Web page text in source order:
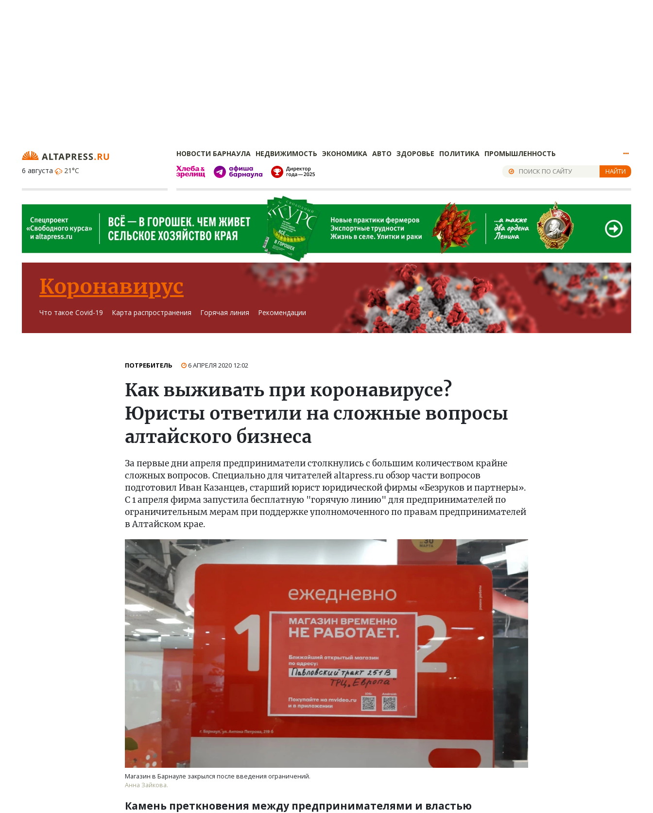
НОВОСТИ БАРНАУЛА НЕДВИЖИМОСТЬ ЭКОНОМИКА АВТО ЗДОРОВЬЕ ПОЛИТИКА ПРОМЫШЛЕННОСТЬ
6 августа
21°C НАЙТИ
Коронавирус
Что такое Covid-19 Карта распространения Горячая линия Рекомендации
ПОТРЕБИТЕЛЬ 6 АПРЕЛЯ 2020 12:02
Как выживать при коронавирусе?
Юристы ответили на сложные вопросы
алтайского бизнеса
За первые дни апреля предприниматели столкнулись с большим количеством крайне
сложных вопросов. Специально для читателей altapress.ru обзор части вопросов
подготовил Иван Казанцев, старший юрист юридической фирмы «Безруков и партнеры».
С 1 апреля фирма запустила бесплатную "горячую линию" для предпринимателей по
ограничительным мерам при поддержке уполномоченного по правам предпринимателей
в Алтайском крае.
Магазин в Барнауле закрылся после введения ограничений.
Анна Зайкова.
Камень преткновения между предпринимателями и властью